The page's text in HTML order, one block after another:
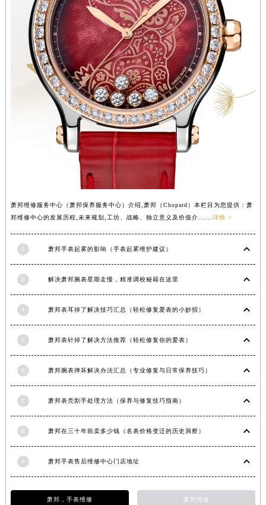
萧邦维修服务中心（萧邦保养服务中心）介绍,萧邦（Chopard）本栏目为您提供：萧
邦维修中心的发展历程,未来规划,工坊、战略、独立意义及价值介...... 详情 >
2 萧邦手表起雾的影响（手表起雾维护建议）
3 解决萧邦腕表星期走慢，精准调校秘籍在这里
4 萧邦表耳掉了解决技巧汇总（轻松修复爱表的小妙招）
5 萧邦表针掉了解决方法推荐（轻松修复你的爱表）
6 萧邦腕表摔坏解决办法汇总（专业修复与日常保养技巧）
7 萧邦表壳割手处理方法（保养与修复技巧指南）
8 萧邦在三十年前卖多少钱（名表价格变迁的历史洞察）
9 萧邦手表售后维修中心门店地址
萧邦，手表维修 萧邦维修